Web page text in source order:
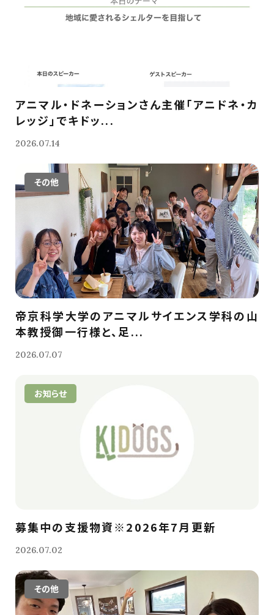
アニマル・ドネーションさん主催「アニドネ・カ
レッジ」でキドッ...
2026.07.14
その他
帝京科学大学のアニマルサイエンス学科の山
本教授御一行様と、足...
2026.07.07
お知らせ
募集中の支援物資※2026年7月更新
2026.07.02
その他